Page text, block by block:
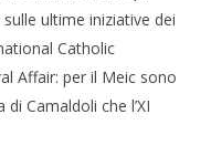
ultime iniziative dei
Catholic
Affair: per il Meic sono
Camaldoli che l’XI